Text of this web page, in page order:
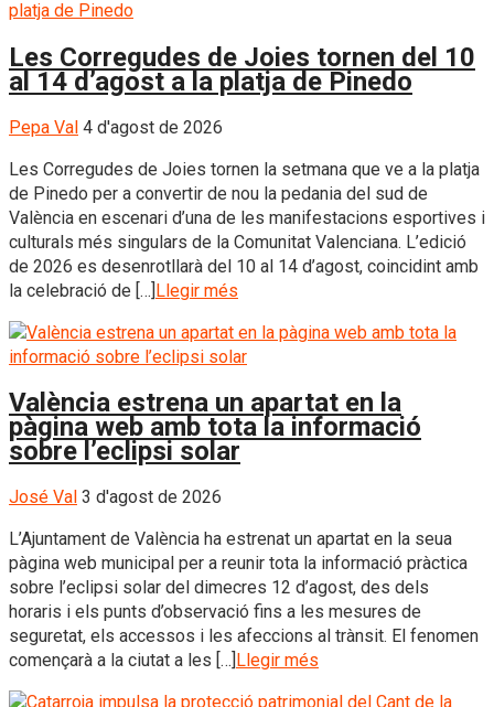
Les Corregudes de Joies tornen del 10
al 14 d’agost a la platja de Pinedo
Pepa Val 4 d'agost de 2026
Les Corregudes de Joies tornen la setmana que ve a la platja
de Pinedo per a convertir de nou la pedania del sud de
València en escenari d’una de les manifestacions esportives i
culturals més singulars de la Comunitat Valenciana. L’edició
de 2026 es desenrotllarà del 10 al 14 d’agost, coincidint amb
la celebració de […]Llegir més
València estrena un apartat en la
pàgina web amb tota la informació
sobre l’eclipsi solar
José Val 3 d'agost de 2026
L’Ajuntament de València ha estrenat un apartat en la seua
pàgina web municipal per a reunir tota la informació pràctica
sobre l’eclipsi solar del dimecres 12 d’agost, des dels
horaris i els punts d’observació fins a les mesures de
seguretat, els accessos i les afeccions al trànsit. El fenomen
començarà a la ciutat a les […] Llegir més